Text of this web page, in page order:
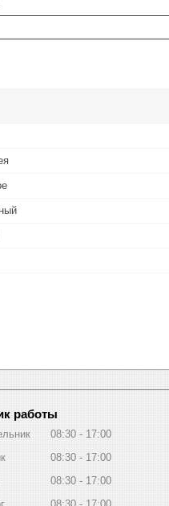
работы
08:30
17:00
08:30
17:00
08:30
17:00